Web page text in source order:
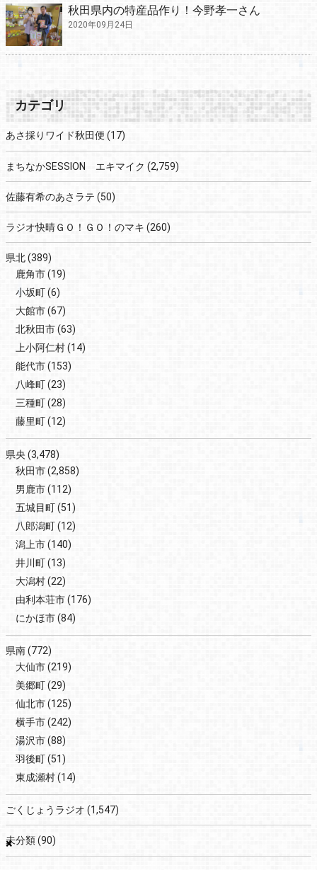
×
秋田県内の特産品作り！今野孝一さん
2020年09月24日
カテゴリ
あさ採りワイド秋田便 (17)
まちなかSESSION エキマイク (2,759)
佐藤有希のあさラテ (50)
ラジオ快晴ＧＯ！ＧＯ！のマキ (260)
県北(389)
鹿角市(19)
小坂町(6)
大館市(67)
北秋田市(63)
上小阿仁村(14)
能代市(153)
八峰町(23)
三種町(28)
藤里町(12)
県央 (3,478)
秋田市(2,858)
男鹿市(112)
五城目町(51)
八郎潟町(12)
潟上市(140)
井川町(13)
大潟村(22)
由利本荘市(176)
にかほ市(84)
県南(772)
大仙市(219)
美郷町(29)
仙北市(125)
横手市(242)
湯沢市(88)
羽後町(51)
東成瀬村(14)
ごくじょうラジオ (1,547)
未分類(90)